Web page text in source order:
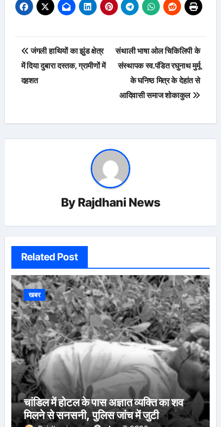
Post
navigation
जंगली हाथियों का झुंड क्षेत्र
में दिया दुबारा दस्तक, ग्रामीणों में
दहशत
संथाली भाषा ओल चिकिलिपी के
संस्थापक स्व.पंडित रघुनाथ मुर्मू
के घनिष्ठ मित्र के देहांत से
आदिवासी समाज शोकाकुल
By Rajdhani News
Related Post
खबर
चांडिल में होटल के पास अज्ञात व्यक्ति का शव
मिलने से सनसनी, पुलिस जांच में जुटी